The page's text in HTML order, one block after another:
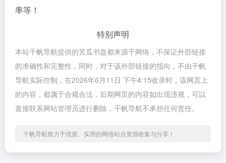
率等！
特别声明
本站千帆导航提供的苦瓜书盘都来源于网络，不保证外部链接
的准确性和完整性，同时，对于该外部链接的指向，不由千帆
导航实际控制，在2026年6月11日 下午4:15收录时，该网页上
的内容，都属于合规合法，后期网页的内容如出现违规，可以
直接联系网站管理员进行删除，千帆导航不承担任何责任。
千帆导航致力于优质、实用的网络站点资源收集与分享！